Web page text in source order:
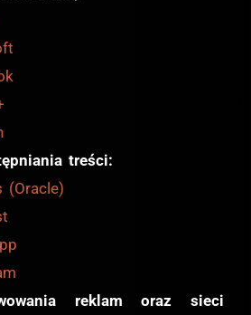
treści:
(Oracle)
reklam oraz sieci